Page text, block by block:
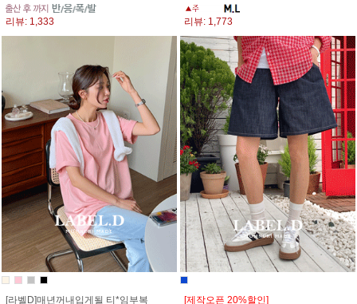
리뷰: 1,333 리뷰: 1,773
[라벨D]매년꺼내입게될 티*임부복
[제작오픈 20%할인]